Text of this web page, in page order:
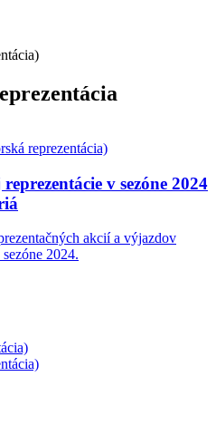
reprezentácia)
v sezóne 2024
akcií a výjazdov
2024.